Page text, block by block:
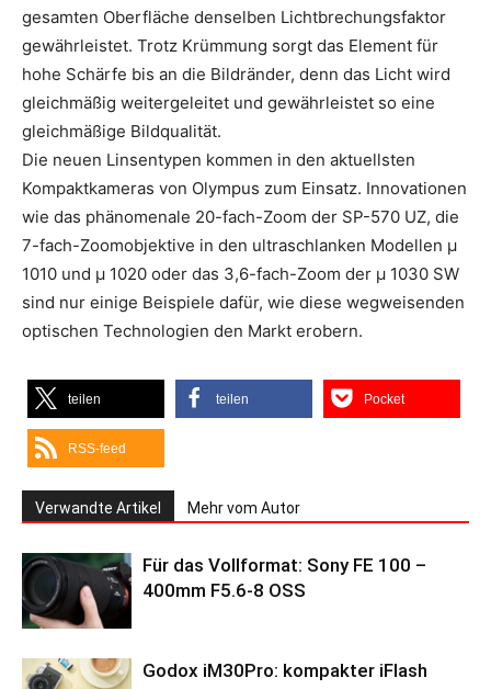
gesamten Oberfläche denselben Lichtbrechungsfaktor
gewährleistet. Trotz Krümmung sorgt das Element für
hohe Schärfe bis an die Bildränder, denn das Licht wird
gleichmäßig weitergeleitet und gewährleistet so eine
gleichmäßige Bildqualität.
Die neuen Linsentypen kommen in den aktuellsten
Kompaktkameras von Olympus zum Einsatz. Innovationen
wie das phänomenale 20-fach-Zoom der SP-570 UZ, die
7-fach-Zoomobjektive in den ultraschlanken Modellen µ
1010 und µ 1020 oder das 3,6-fach-Zoom der µ 1030 SW
sind nur einige Beispiele dafür, wie diese wegweisenden
optischen Technologien den Markt erobern.
teilen teilen Pocket
RSS-feed
Verwandte Artikel Mehr vom Autor
Für das Vollformat: Sony FE 100 –
400mm F5.6-8 OSS
Godox iM30Pro: kompakter iFlash